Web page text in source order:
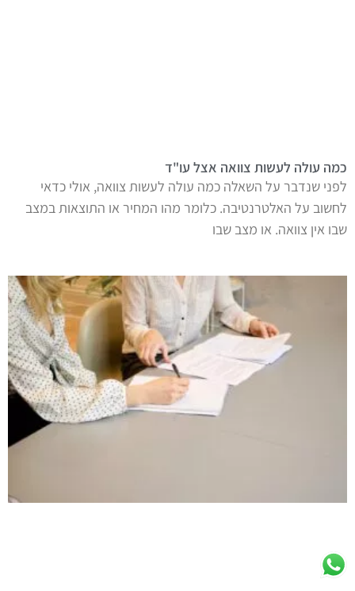
כמה עולה לעשות צוואה אצל עו"ד
לפני שנדבר על השאלה כמה עולה לעשות צוואה, אולי כדאי
לחשוב על האלטרנטיבה. כלומר מהו המחיר או התוצאות במצב
שבו אין צוואה. או מצב שבו